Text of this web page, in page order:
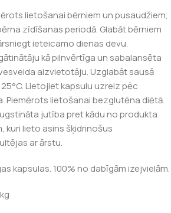
lietošanai bērniem un pusaudžiem,
zīdīšanas periodā. Glabāt bērniem
ieteicamo dienas devu.
kā pilnvērtīga un sabalansēta
aizvietotāju. Uzglabāt sausā
Lietojiet kapsulu uzreiz pēc
Piemērots lietošanai bezglutēna diētā.
jutība pret kādu no produkta
kuri lieto asins šķidrinošus
ar ārstu.
kapsulas. 100% no dabīgām izejvielām.